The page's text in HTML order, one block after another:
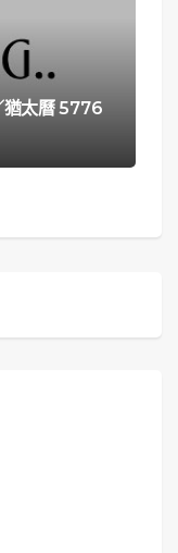
猶太曆 5776